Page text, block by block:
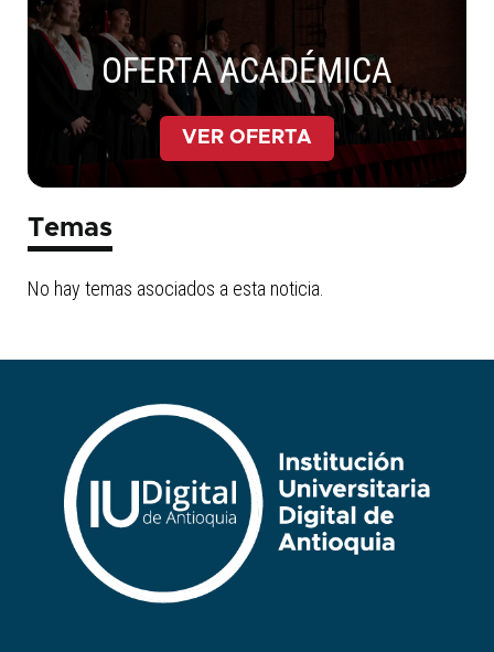
OFERTA ACADÉMICA
VER OFERTA
Temas
No hay temas asociados a esta noticia.